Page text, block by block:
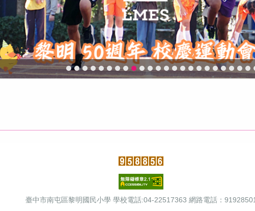
臺中市南屯區黎明國民小學 學校電話:04-22517363 網路電話：91928501